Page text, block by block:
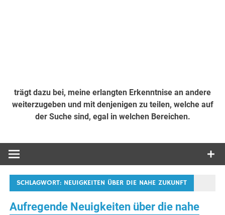
trägt dazu bei, meine erlangten Erkenntnise an andere
weiterzugeben und mit denjenigen zu teilen, welche auf
der Suche sind, egal in welchen Bereichen.
SCHLAGWORT: NEUIGKEITEN ÜBER DIE NAHE ZUKUNFT
Aufregende Neuigkeiten über die nahe